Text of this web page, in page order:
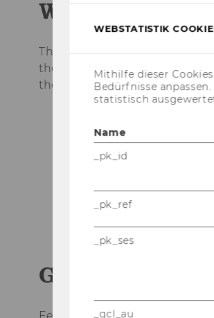
Who is the
The Ide­aL­ab is for
the next step to­ward
they’re just be­gin­ning or
dis­co­ver pro­blems,
Stu­dents who
have
deeper to
Stu­dents who
Got any
WEBSTATISTIK
Mithilfe dieser
Bedürfnisse
statistisch
Name
_pk_id
_pk_ref
_pk_ses
_gcl_au